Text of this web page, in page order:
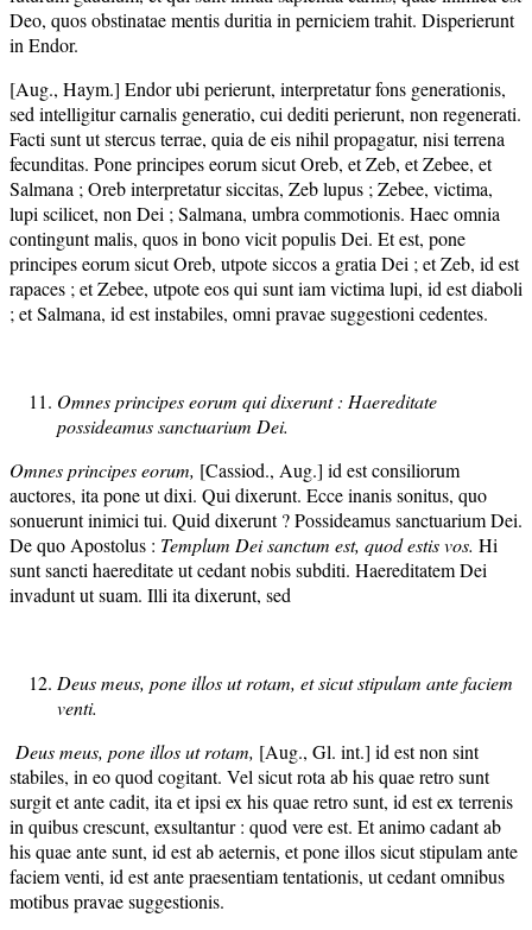
Deo, quos obstinatae mentis duritia in perniciem trahit. Disperierunt
in Endor.
[Aug., Haym.] Endor ubi perierunt, interpretatur fons generationis,
sed intelligitur carnalis generatio, cui dediti perierunt, non regenerati.
Facti sunt ut stercus terrae, quia de eis nihil propagatur, nisi terrena
fecunditas. Pone principes eorum sicut Oreb, et Zeb, et Zebee, et
Salmana ; Oreb interpretatur siccitas, Zeb lupus ; Zebee, victima,
lupi scilicet, non Dei ; Salmana, umbra commotionis. Haec omnia
contingunt malis, quos in bono vicit populis Dei. Et est, pone
principes eorum sicut Oreb, utpote siccos a gratia Dei ; et Zeb, id est
rapaces ; et Zebee, utpote eos qui sunt iam victima lupi, id est diaboli
; et Salmana, id est instabiles, omni pravae suggestioni cedentes.
Omnes principes eorum qui dixerunt : Haereditate
possideamus sanctuarium Dei.
Omnes principes eorum, [Cassiod., Aug.] id est consiliorum
auctores, ita pone ut dixi. Qui dixerunt. Ecce inanis sonitus, quo
sonuerunt inimici tui. Quid dixerunt ? Possideamus sanctuarium Dei.
De quo Apostolus : Templum Dei sanctum est, quod estis vos. Hi
sunt sancti haereditate ut cedant nobis subditi. Haereditatem Dei
invadunt ut suam. Illi ita dixerunt, sed
Deus meus, pone illos ut rotam, et sicut stipulam ante faciem
venti.
Deus meus, pone illos ut rotam, [Aug., Gl. int.] id est non sint
stabiles, in eo quod cogitant. Vel sicut rota ab his quae retro sunt
surgit et ante cadit, ita et ipsi ex his quae retro sunt, id est ex terrenis
in quibus crescunt, exsultantur : quod vere est. Et animo cadant ab
his quae ante sunt, id est ab aeternis, et pone illos sicut stipulam ante
faciem venti, id est ante praesentiam tentationis, ut cedant omnibus
motibus pravae suggestionis.